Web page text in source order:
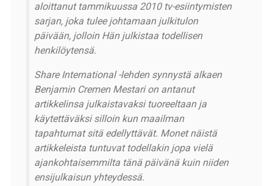
aloittanut tammikuussa 2010 tv-esiintymisten
sarjan, joka tulee johtamaan julkitulon
päivään, jolloin Hän julkistaa todellisen
henkilöytensä.
Share International -lehden synnystä alkaen
Benjamin Cremen Mestari on antanut
artikkelinsa julkaistavaksi tuoreeltaan ja
käytettäväksi silloin kun maailman
tapahtumat sitä edellyttävät. Monet näistä
artikkeleista tuntuvat todellakin jopa vielä
ajankohtaisemmilta tänä päivänä kuin niiden
ensijulkaisun yhteydessä.